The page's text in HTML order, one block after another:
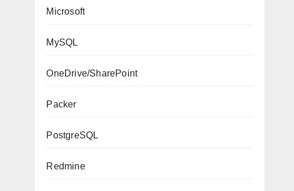
Microsoft
MySQL
OneDrive/SharePoint
Packer
PostgreSQL
Redmine